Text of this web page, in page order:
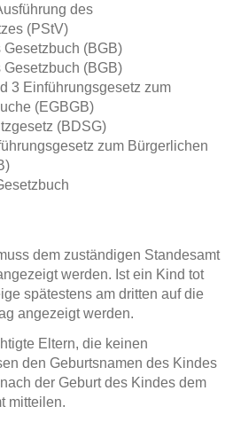
des
(PStV)
(BGB)
(BGB)
3 Einführungsgesetz zum
(EGBGB)
(BDSG)
zum Bürgerlichen
dem zuständigen Standesamt
werden. Ist ein Kind tot
spätestens am dritten auf die
angezeigt werden.
Eltern, die keinen
den Geburtsnamen des Kindes
der Geburt des Kindes dem
mitteilen.